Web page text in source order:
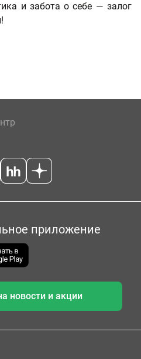
и забота о себе — залог
приложение
новости и акции